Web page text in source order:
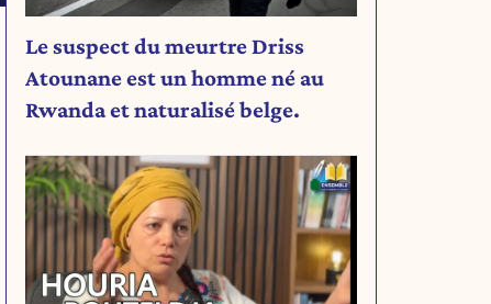
Le suspect du meurtre Driss
Atounane est un homme né au
Rwanda et naturalisé belge.